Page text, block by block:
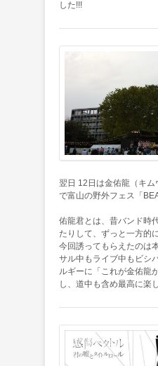
した!!!
翌日 12日は金佑龍（キ
で富山の野外フェス「
佑龍君とは、昔バンド時
たりして、ずっと一方的
今回誘ってもらえたのは
サル中もライブ中もビシ
ルギーに「これが金佑龍
し、道中も含め最高に楽